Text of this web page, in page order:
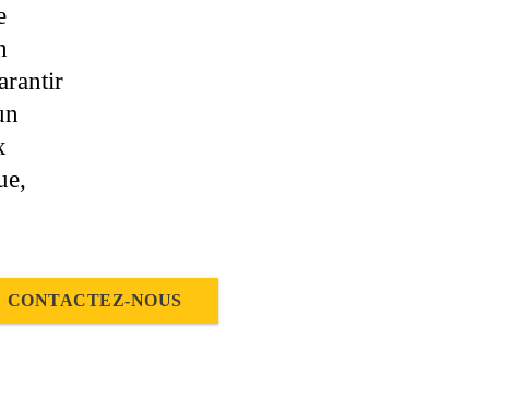
CONTACTEZ-NOUS